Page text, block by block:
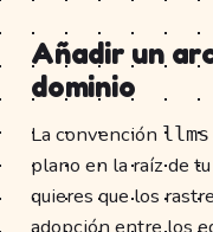
Añadir un
dominio
La convención
plano en la raíz de
quieres que los
adopción entre los